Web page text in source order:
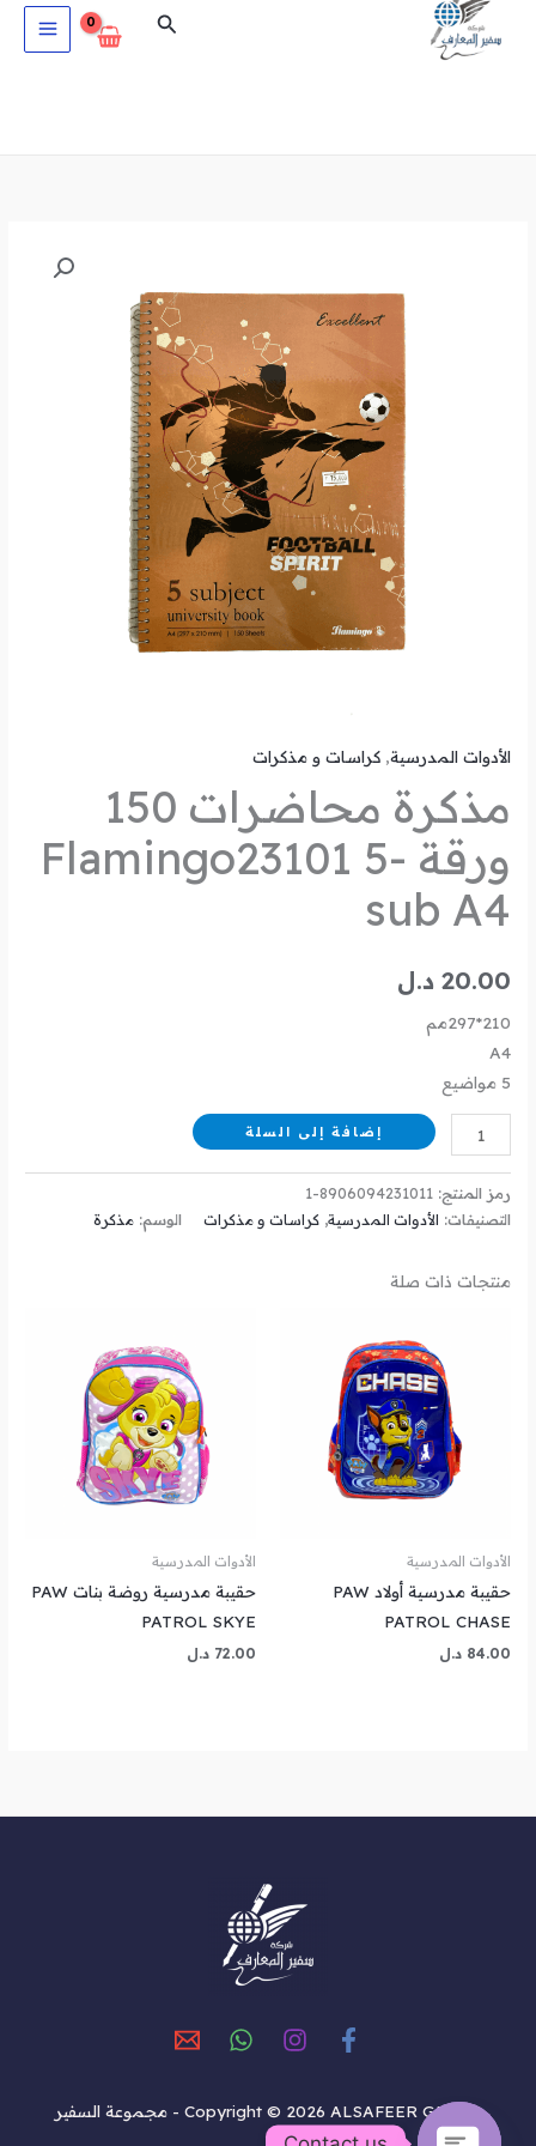
البحث
الأدوات المدرسية,كراسات و مذكرات
مذكرة محاضرات 150
ورقة Flamingo23101 5-
sub A4
20.00 د.ل
210*297مم
A4
5 مواضيع
Flamingo23101
إضافة إلى السلة
رمز المنتج: 8906094231011-1
التصنيفات: الأدوات المدرسية,كراسات و مذكرات الوسم:مذكرة
منتجات ذات صلة
الأدوات المدرسية
حقيبة مدرسية أولاد PAW
PATROL CHASE
84.00 د.ل
الأدوات المدرسية
حقيبة مدرسية روضة بنات PAW
PATROL SKYE
72.00 د.ل
Copyright © 2026 ALSAFEER GROUP - مجموعة السفير